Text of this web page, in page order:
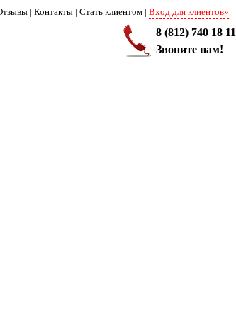
| Контакты | Стать клиентом | Вход для клиентов»
8 (812) 740 18 11
Звоните нам!